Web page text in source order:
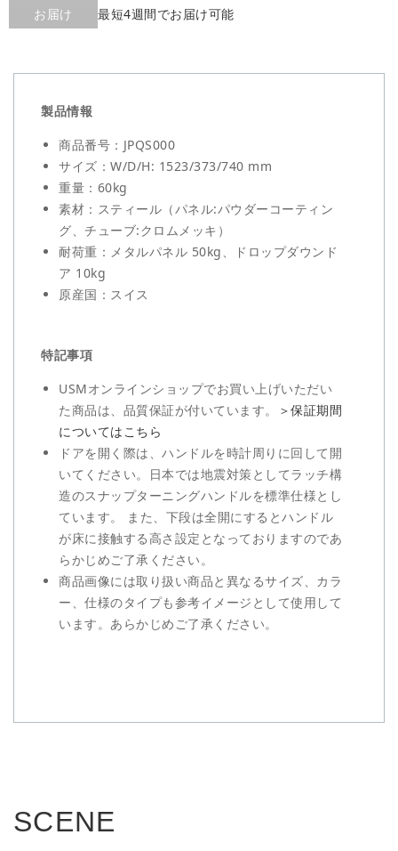
の
数
を
ら
す
の
を
す
お届け 最短4週間でお届け可能
製品情報
商品番号：JPQS000
サイズ：W/D/H: 1523/373/740 mm
重量：60kg
素材：スティール（パネル:パウダーコーティン
グ、チューブ:クロムメッキ）
耐荷重：メタルパネル 50kg、ドロップダウンド
ア 10kg
原産国：スイス
特記事項
USMオンラインショップでお買い上げいただい
た商品は、品質保証が付いています。
＞保証期間
についてはこちら
ドアを開く際は、ハンドルを時計周りに回して開
いてください。日本では地震対策としてラッチ構
造のスナップターニングハンドルを標準仕様とし
ています。 また、下段は全開にするとハンドル
が床に接触する高さ設定となっておりますのであ
らかじめご了承ください。
商品画像には取り扱い商品と異なるサイズ、カラ
ー、仕様のタイプも参考イメージとして使用して
います。あらかじめご了承ください。
SCENE